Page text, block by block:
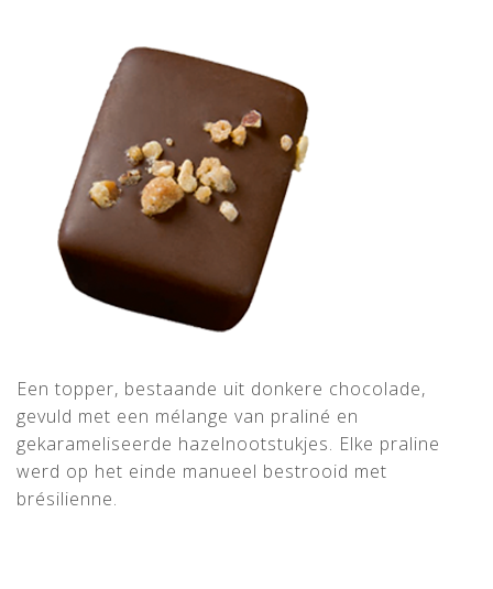
Een topper, bestaande uit donkere chocolade,
gevuld met een mélange van praliné en
gekarameliseerde hazelnootstukjes. Elke praline
werd op het einde manueel bestrooid met
brésilienne.